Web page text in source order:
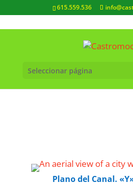
615.559.536
Seleccionar página
Plano del Canal.